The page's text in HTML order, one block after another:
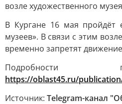
возле художественного музея
В Кургане 16 мая пройдёт
музеев». В связи с этим
временно запретят
https://oblast45.ru/
Источник: Telegram-канал